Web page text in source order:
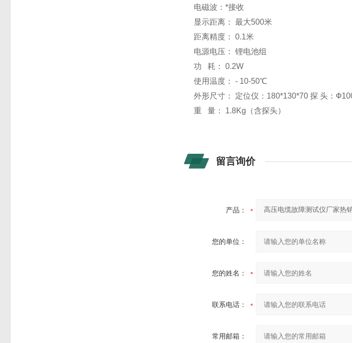
电磁波：*接收
显示距离： 最大500米
距离精度： 0.1米
电源电压： 锂电池组
功 耗： 0.2W
使用温度： - 10-50℃
外形尺寸： 定位仪：180*130*70 探 头：
重 量： 1.8Kg（含探头）
留言询价
产品：
您的单位：
您的姓名：
联系电话：
常用邮箱：